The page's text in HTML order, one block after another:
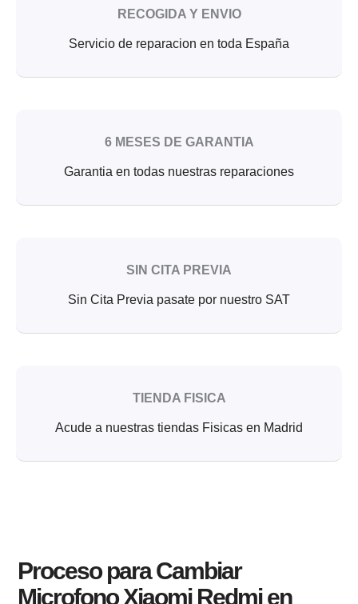
RECOGIDA Y ENVIO
Servicio de reparacion en toda España
6 MESES DE GARANTIA
Garantia en todas nuestras reparaciones
SIN CITA PREVIA
Sin Cita Previa pasate por nuestro SAT
TIENDA FISICA
Acude a nuestras tiendas Fisicas en Madrid
Proceso para Cambiar
Microfono Xiaomi Redmi en